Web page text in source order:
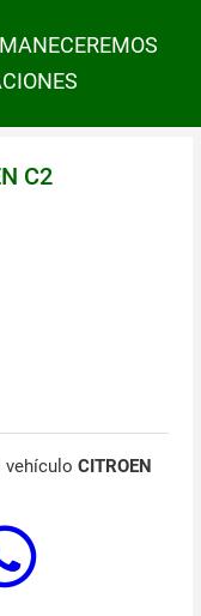
C2
CITROEN